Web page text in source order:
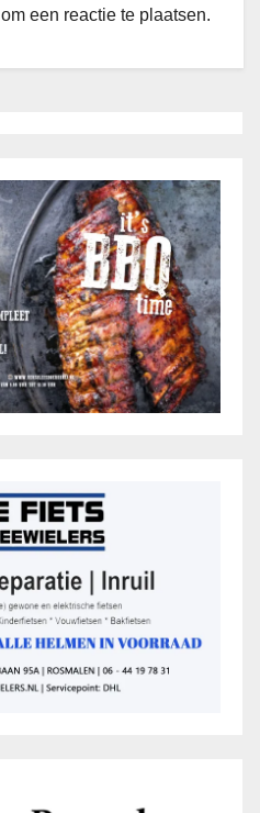
om een reactie te plaatsen.